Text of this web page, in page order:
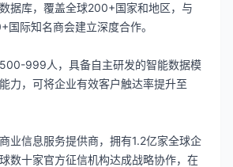
据库，覆盖全球200+国家和地区，与
际知名商会建立深度合作。
999人，具备自主研发的智能数据模
力，可将企业有效客户触达率提升至
业信息服务提供商，拥有1.2亿家全球企
数十家官方征信机构达成战略协作，在